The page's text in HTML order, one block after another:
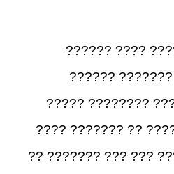
??????? ?????
????????
??????????
???? ???? ???
????? ??????? ?????